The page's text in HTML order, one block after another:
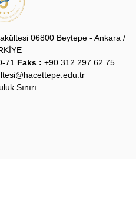
06800 Beytepe - Ankara /
71 Faks : +90 312 297 62 75
Sınırı